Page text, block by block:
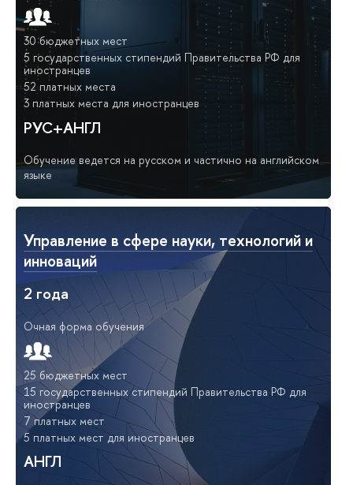
30 бюджетных мест
5 государственных стипендий Правительства РФ для
иностранцев
52 платных места
3 платных места для иностранцев
РУС+АНГЛ
Обучение ведется на русском и частично на английском
языке
Управление в сфере науки, технологий и
инноваций
2 года
Очная форма обучения
25 бюджетных мест
15 государственных стипендий Правительства РФ для
иностранцев
7 платных мест
5 платных мест для иностранцев
АНГЛ